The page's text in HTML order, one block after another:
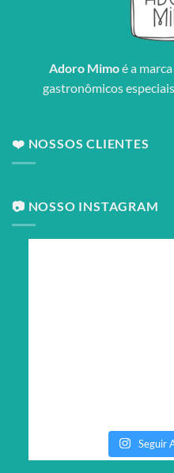
Adoro Mimoé a
gastronômicos
❤️ NOSSOS CLIENTES
📷 NOSSO INSTAGRAM
Seguir